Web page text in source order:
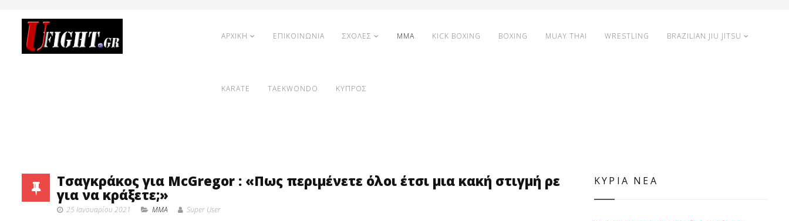
ΑΡΧΙΚΗ ΕΠΙΚΟΙΝΩΝΙΑ ΣΧΟΛΕΣ MMA KICK BOXING BOXING MUAY THAI WRESTLING BRAZILIAN JIU JITSU
KARATE TAEKWONDO ΚΥΠΡΟΣ
Τσαγκράκος για McGregor : «Πως περιμένετε όλοι έτσι μια κακή στιγμή ρε
για να κράξετε;»
25 Ιανουαρίου 2021 MMA Super User
ΚΥΡΙΑ ΝΕΑ